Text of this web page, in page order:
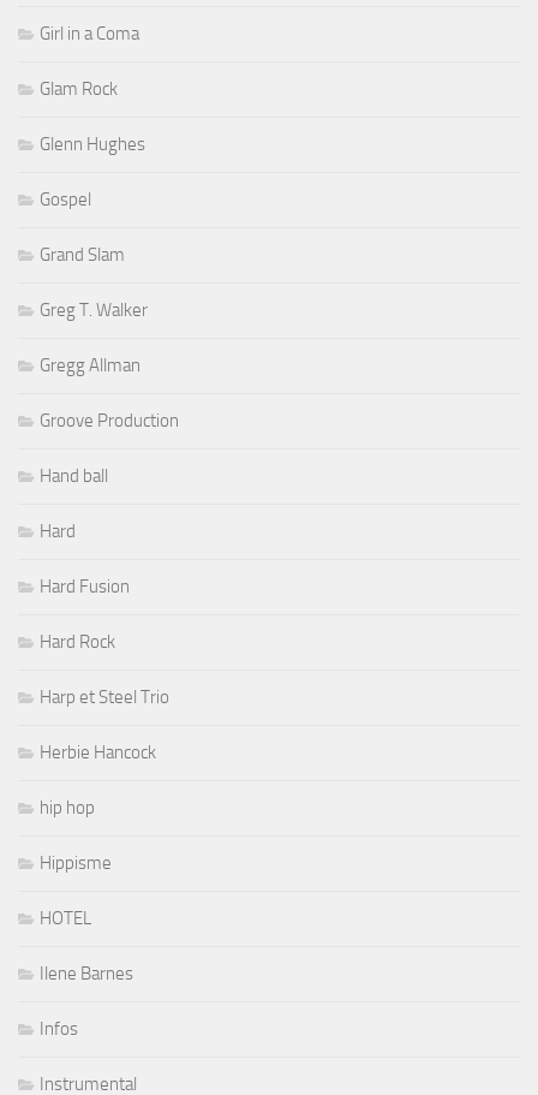
Girl in a Coma
Glam Rock
Glenn Hughes
Gospel
Grand Slam
Greg T. Walker
Gregg Allman
Groove Production
Hand ball
Hard
Hard Fusion
Hard Rock
Harp et Steel Trio
Herbie Hancock
hip hop
Hippisme
HOTEL
Ilene Barnes
Infos
Instrumental